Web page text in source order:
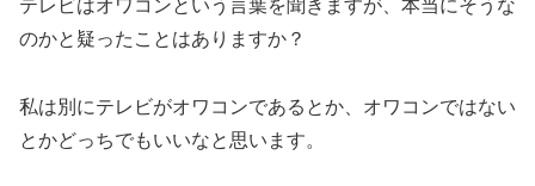
テレビはオワコンという言葉を聞きますが、本当にそうな
のかと疑ったことはありますか？
私は別にテレビがオワコンであるとか、オワコンではない
とかどっちでもいいなと思います。